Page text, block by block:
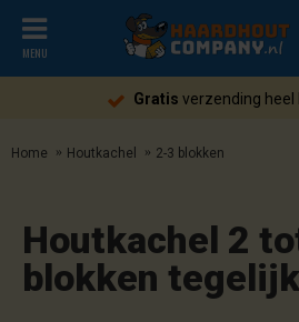
MENU
Gratisverzending
Home Houtkachel 2-3 blokken
Houtkachel 2
blokken